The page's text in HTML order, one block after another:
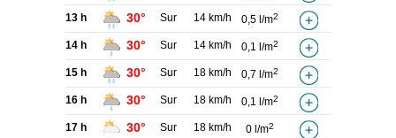
13 h 30° Sur 14 km/h 0,5 l/m2
14 h 30° Sur 14 km/h 0,1 l/m2
15 h 30° Sur 18 km/h 0,7 l/m2
16 h 30° Sur 18 km/h 0,1 l/m2
17 h 30° Sur 18 km/h 0 l/m2